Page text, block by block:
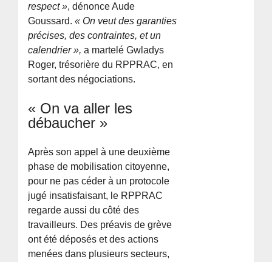
respect », dénonce Aude
Goussard.« On veut des garanties
précises, des contraintes, et un
calendrier », a martelé Gwladys
Roger, trésorière du RPPRAC, en
sortant des négociations.
« On va aller les
débaucher »
Après son appel à une deuxième
phase de mobilisation citoyenne,
pour ne pas céder à un protocole
jugé insatisfaisant, le RPPRAC
regarde aussi du côté des
travailleurs. Des préavis de grève
ont été déposés et des actions
menées dans plusieurs secteurs,